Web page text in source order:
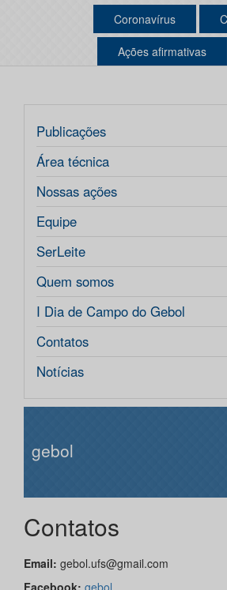
Coronavírus
Ações afirmativas
Publicações
Área técnica
Nossas ações
Equipe
SerLeite
Quem somos
I Dia de Campo do Gebol
Contatos
Notícias
gebol
Contatos
Email: gebol.ufs@gmail.com